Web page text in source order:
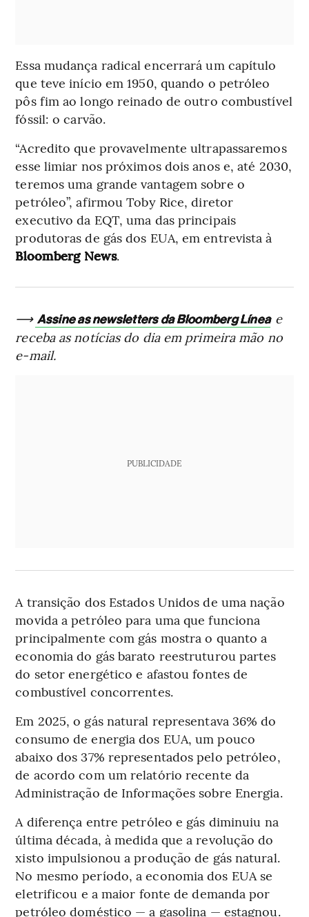
Essa mudança radical encerrará um capítulo
que teve início em 1950, quando o petróleo
pôs fim ao longo reinado de outro combustível
fóssil: o carvão.
“Acredito que provavelmente ultrapassaremos
esse limiar nos próximos dois anos e, até 2030,
teremos uma grande vantagem sobre o
petróleo”, afirmou Toby Rice, diretor
executivo da EQT, uma das principais
produtoras de gás dos EUA, em entrevista à
Bloomberg News.
⟶ Assine as newsletters da Bloomberg Línea e
receba as notícias do dia em primeira mão no
e-mail.
PUBLICIDADE
A transição dos Estados Unidos de uma nação
movida a petróleo para uma que funciona
principalmente com gás mostra o quanto a
economia do gás barato reestruturou partes
do setor energético e afastou fontes de
combustível concorrentes.
Em 2025, o gás natural representava 36% do
consumo de energia dos EUA, um pouco
abaixo dos 37% representados pelo petróleo,
de acordo com um relatório recente da
Administração de Informações sobre Energia.
A diferença entre petróleo e gás diminuiu na
última década, à medida que a revolução do
xisto impulsionou a produção de gás natural.
No mesmo período, a economia dos EUA se
eletrificou e a maior fonte de demanda por
petróleo doméstico — a gasolina — estagnou.